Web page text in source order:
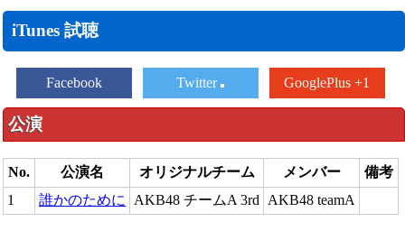
iTunes 試聴
Facebook Twitter GooglePlus +1
公演
No. 公演名 オリジナルチーム メンバー
備考
1
誰かのために AKB48 チームA 3rd AKB48 teamA